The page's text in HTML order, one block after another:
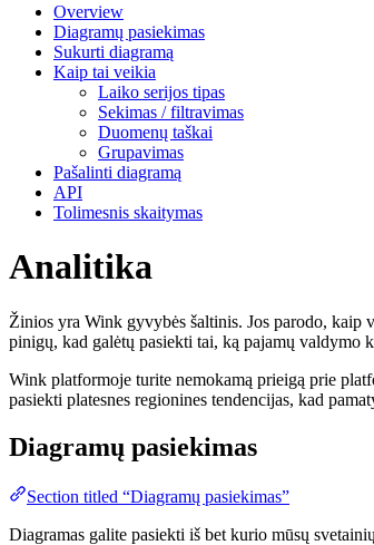
Overview
Diagramų pasiekimas
Sukurti diagramą
Kaip tai veikia
Laiko serijos tipas
Sekimas / filtravimas
Duomenų taškai
Grupavimas
Pašalinti diagramą
API
Tolimesnis skaitymas
Analitika
Žinios yra Wink gyvybės šaltinis. Jos parodo, kaip
pinigų, kad galėtų pasiekti tai, ką pajamų valdymo
Wink platformoje turite nemokamą prieigą prie
pasiekti platesnes regionines tendencijas, kad
Diagramų pasiekimas
Section titled “Diagramų pasiekimas”
Diagramas galite pasiekti iš bet kurio mūsų